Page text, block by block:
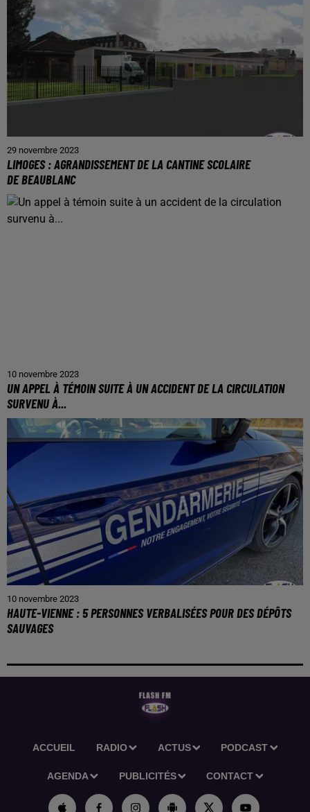
29 novembre 2023
LIMOGES : AGRANDISSEMENT DE LA CANTINE SCOLAIRE
DE BEAUBLANC
10 novembre 2023
UN APPEL À TÉMOIN SUITE À UN ACCIDENT DE LA CIRCULATION
SURVENU À...
10 novembre 2023
HAUTE-VIENNE : 5 PERSONNES VERBALISÉES POUR DES DÉPÔTS
SAUVAGES
ACCUEIL RADIO ACTUS PODCAST
AGENDA PUBLICITÉS CONTACT